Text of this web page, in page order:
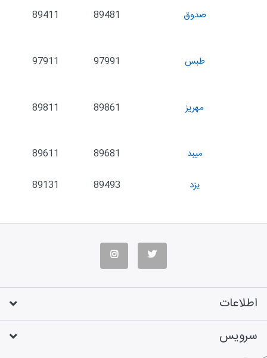
صدوق 89481
89411
طبس 97991
97911
مهریز 89861
89811
میبد 89681
89611
یزد 89493
89131
اطلاعات
سرویس